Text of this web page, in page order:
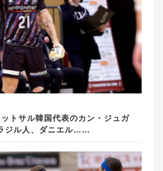
トサル韓国代表のカン・ジュガ
ジル人、ダニエル……